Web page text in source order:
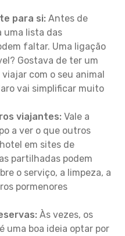
para si: Antes de
uma lista das
faltar. Uma ligação
Gostava de ter um
com o seu animal
vai simplificar muito
viajantes: Vale a
a ver o que outros
em sites de
partilhadas podem
o serviço, a limpeza, a
pormenores
Às vezes, os
uma boa ideia optar por